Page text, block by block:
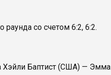
со счетом 6:2, 6:2.
Хэйли Баптист (США) — Эмма